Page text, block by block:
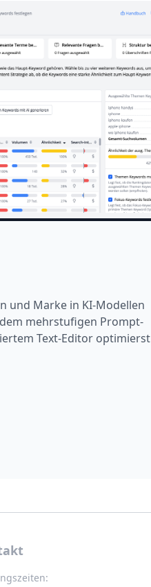
und Marke in KI-Modellen
mehrstufigen Prompt-
Text-Editor optimierst